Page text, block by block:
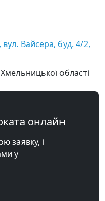
Вайсера, буд. 4/2,
області
онлайн
заявку, і
у